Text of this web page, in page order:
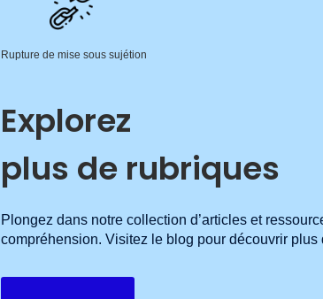
Rupture de mise sous sujétion
Explorez
plus de rubriques
Plongez dans notre collection d’articles et
compréhension. Visitez le blog pour découvrir plus